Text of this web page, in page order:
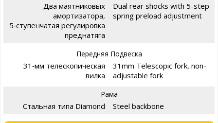
Два маятниковых
амортизатора,
5‑ступенчатая регулировка
преднатяга
Dual rear shocks with 5-step
spring preload adjustment
Передняя Подвеска
31‑мм телескопическая
вилка
31mm Telescopic fork, non-
adjustable fork
Рама
Стальная типа Diamond Steel backbone